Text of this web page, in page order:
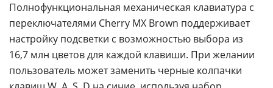
Полнофункциональная механическая клавиатура с
переключателями Cherry MX Brown поддерживает
настройку подсветки с возможностью выбора из
16,7 млн цветов для каждой клавиши. При желании
пользователь может заменить черные колпачки